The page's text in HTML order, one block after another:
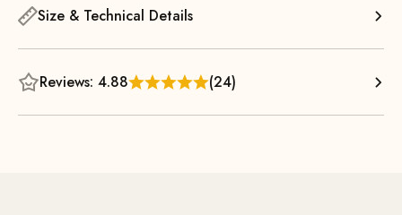
backrest, which features steel springs, the Retrostar Lounge
backward, a comfortable reclined sitting position is
guaranteed. The extended backrest, which is slightly tilted
Size & Technical Details
Reviews: 4.88 (24)